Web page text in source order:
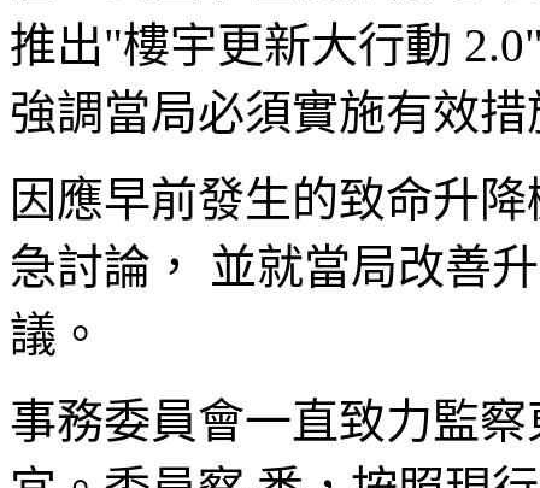
推出"樓宇更新大行動
強調當局必須實施有效
因應早前發生的致命升
急討論， 並就當局改善
議。
事務委員會一直致力監